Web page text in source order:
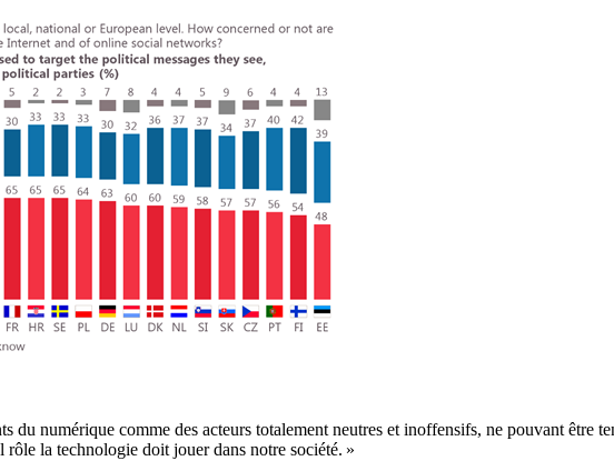
du numérique comme des acteurs totalement neutres et inoffensifs, ne pouvant être
la technologie doit jouer dans notre société. »